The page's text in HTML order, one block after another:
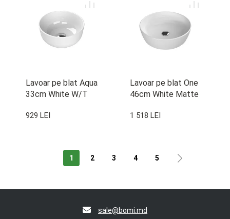
Lavoar pe blat Aqua
33cm White W/T
929 LEI
Lavoar pe blat One
46cm White Matte
1 518 LEI
1 2 3 4 5
sale@bomi.md